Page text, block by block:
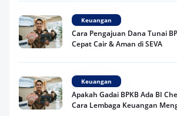
Keuangan
Cara Pengajuan Dana Tunai
Cepat Cair & Aman di SEVA
Keuangan
Apakah Gadai BPKB Ada BI
Cara Lembaga Keuangan